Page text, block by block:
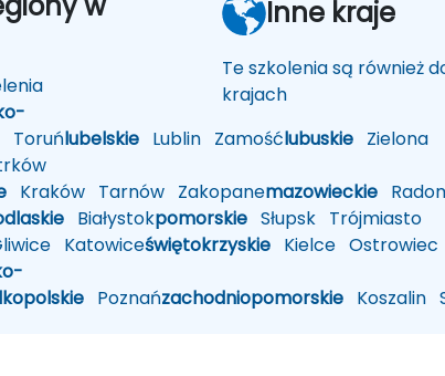
Toruńlubelskie Lublin Zamośćlubuskie Zielona
Kraków Tarnów Zakopanemazowieckie
Białystokpomorskie Słupsk Trójmiasto
Katowiceświętokrzyskie Kielce Ostrowiec
Poznańzachodniopomorskie Koszalin
Inne kraje
Te szkolenia są również
krajach